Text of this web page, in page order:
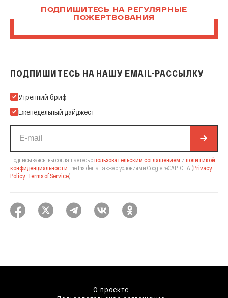
ПОДПИШИТЕСЬ НА РЕГУЛЯРНЫЕ
ПОЖЕРТВОВАНИЯ
ПОДПИШИТЕСЬ НА НАШУ EMAIL-РАССЫЛКУ
Подпишитесь на нашу Email-рассылку
Утренний бриф
Еженедельный дайджест
Подписываясь, вы соглашаетесь спользовательским соглашением и политикой
конфиденциальности The Insider, а также с условиями Google reCAPTCHA (Privacy
Policy, Terms of Service).
О проекте